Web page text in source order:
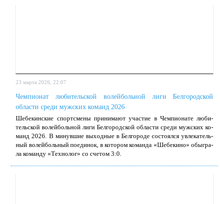
23 марта 2026, 22:07
Чемпионат любительской волейбольной лиги Белгородской
области среди мужских команд 2026
Ше­бе­кин­ские спортс­ме­ны при­ни­ма­ют уча­стие в Чем­пи­о­на­те лю­би­
тель­ской во­лей­боль­ной ли­ги Бел­го­род­ской об­ла­сти сре­ди муж­ских ко­
манд 2026. В ми­нув­шие вы­ход­ные в Бел­го­ро­де со­сто­ял­ся увле­ка­тель­
ный во­лей­боль­ный по­еди­нок, в ко­то­ром ко­ман­да «Ше­бе­ки­но» обыг­ра­
ла ко­ман­ду «Тех­но­лог» со сче­том 3:0.